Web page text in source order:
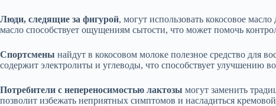
Люди, следящие за фигурой, могут использовать кокосовое
масло способствует ощущениям сытости, что может помочь
Спортсмены найдут в кокосовом молоке полезное средство для
содержит электролиты и углеводы, что способствует улучшению
Потребители с непереносимостью лактозы могут заменить
позволит избежать неприятных симптомов и насладиться